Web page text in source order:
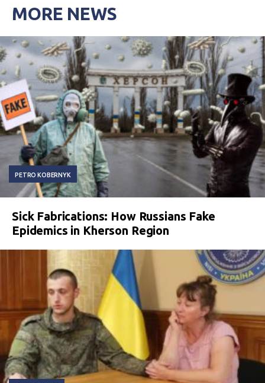
MORE NEWS
PETRO KOBERNYK
Sick Fabrications: How Russians Fake
Epidemics in Kherson Region